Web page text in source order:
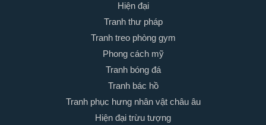
Hiện đại
Tranh thư pháp
Tranh treo phòng gym
Phong cách mỹ
Tranh bóng đá
Tranh bác hồ
Tranh phục hưng nhân vật châu âu
Hiện đại trừu tượng